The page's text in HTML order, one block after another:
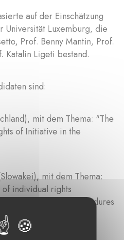
auf der Einschätzung
Universität Luxemburg, die
Prof. Benny Mantin, Prof.
Katalin Ligeti bestand.
sind:
mit dem Thema: "The
of Initiative in the
mit dem Thema:
individual rights
composite procedures
cooperation."